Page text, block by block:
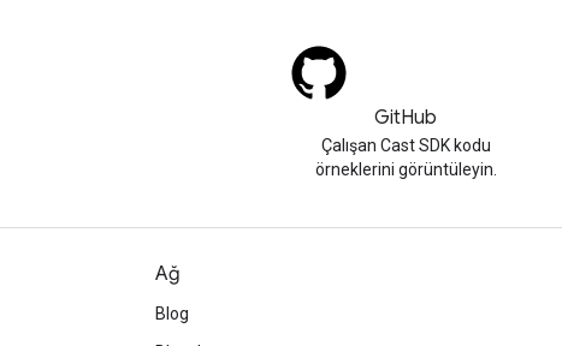
GitHub
Çalışan Cast SDK kodu
örneklerini görüntüleyin.
Ağ
Blog